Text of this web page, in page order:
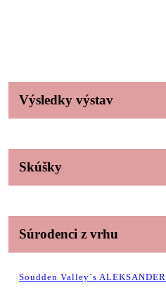
Výsledky výstav
Skúšky
Súrodenci z vrhu
Soudden Valley´s ALEKSANDER